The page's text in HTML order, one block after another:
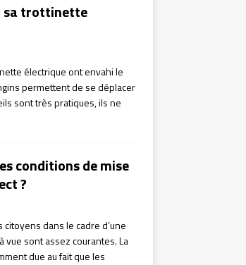
sa trottinette
électrique ont envahi le
permettent de se déplacer
sont très pratiques, ils ne
conditions de mise
?
dans le cadre d’une
vue sont assez courantes. La
due au fait que les